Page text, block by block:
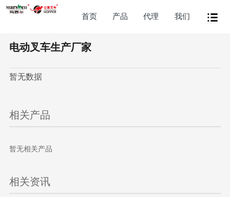
首页 产品 代理 我们
电动叉车生产厂家
暂无数据
相关产品
暂无相关产品
相关资讯